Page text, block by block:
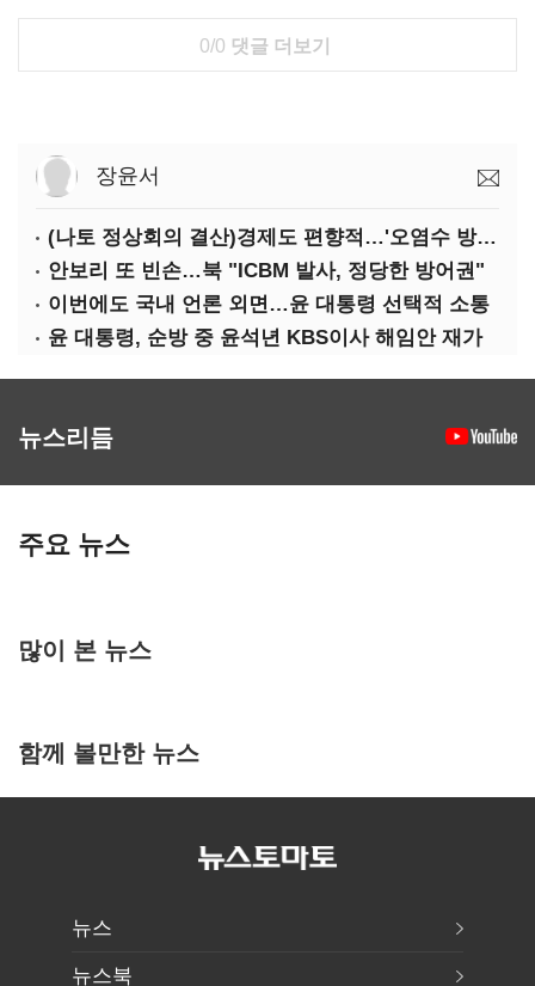
0/0 댓글 더보기
장윤서
(나토 정상회의 결산)경제도 편향적…'오염수 방류'만 용인
안보리 또 빈손…북 "ICBM 발사, 정당한 방어권"
이번에도 국내 언론 외면…윤 대통령 선택적 소통
윤 대통령, 순방 중 윤석년 KBS이사 해임안 재가
뉴스리듬
주요 뉴스
많이 본 뉴스
함께 볼만한 뉴스
뉴스
뉴스북